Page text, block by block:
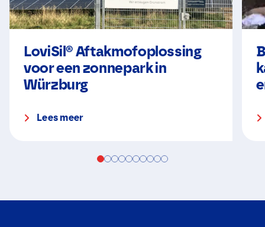
LoviSil® Aftakmofoplossing
voor een zonnepark in
Würzburg
Lees meer